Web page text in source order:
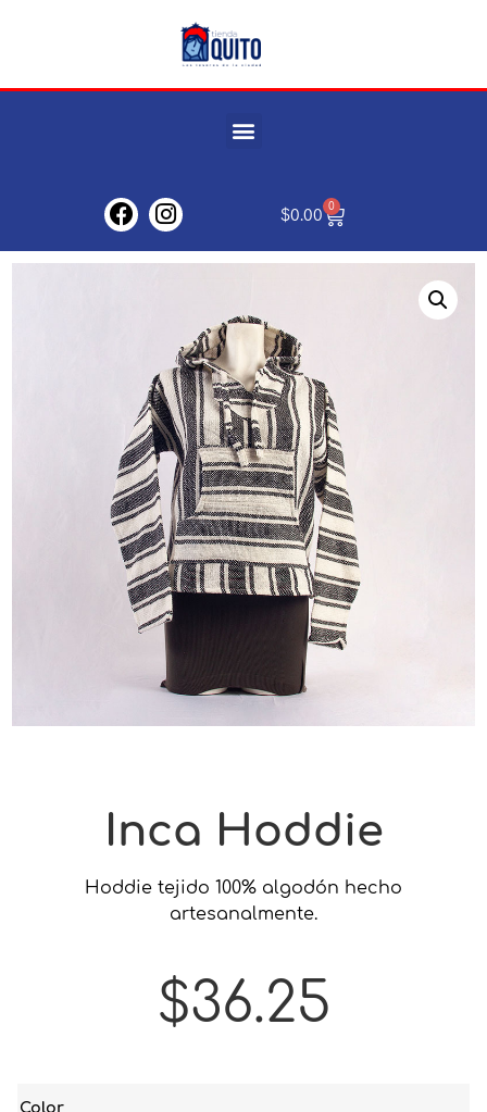
$0.00
0
Inca Hoddie
Hoddie tejido 100% algodón hecho
artesanalmente.
$36.25
Color